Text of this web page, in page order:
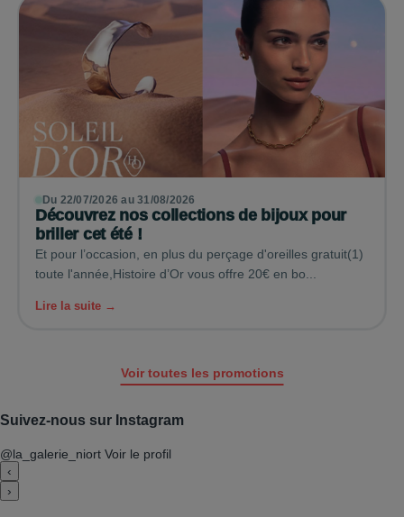
Du 22/07/2026 au 31/08/2026
Découvrez nos collections de bijoux pour
briller cet été !
Et pour l’occasion, en plus du perçage d'oreilles gratuit(1)
toute l'année,Histoire d’Or vous offre 20€ en bo...
Lire la suite →
Voir toutes les promotions
Suivez-nous sur Instagram
@la_galerie_niort Voir le profil
‹
›